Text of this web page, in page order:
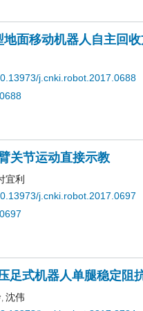
面移动机器人自主回
j.cnki.robot.2017.0688
关节运动直接示教
宜利
j.cnki.robot.2017.0697
足式机器人单腿稳定阻
, 沈伟